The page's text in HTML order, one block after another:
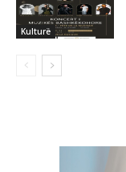
Kulturë